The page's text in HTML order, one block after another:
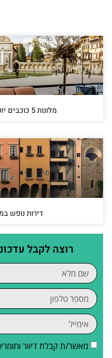
מלונות 5 כוכבים יוקרתיים בפירנצה
דירות נופש
רוצה לקבל
מאשר/ת קבלת דיוור